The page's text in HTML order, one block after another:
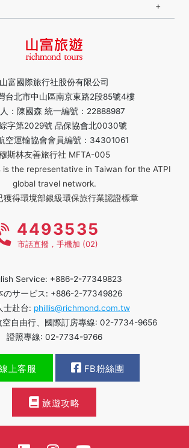
山富國際旅行社股份有限公司
台北市中山區南京東路2段85號4樓
：陳國森 統一編號：22888987
字第2029號 品保協會北0030號
空運輸協會會員編號：34301061
斯林友善旅行社 MFTA-005
is the representative in Taiwan for the ATPI
global travel network.
獲得環境部銀級環保旅行業認證標章
4493535
市話直撥，手機加 (02)
Service: +886-2-77349823
のサービス: +886-2-77349826
士赴台: phillis@richmond.com.tw
空自由行、國際訂房專線: 02-7734-9656
證照專線: 02-7734-9766
上客服 FB粉絲團
旅遊攻略